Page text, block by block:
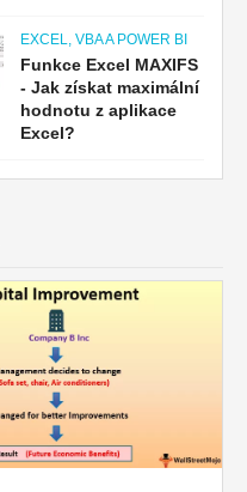
EXCEL, VBA A POWER BI
Funkce Excel MAXIFS
- Jak získat maximální
hodnotu z aplikace
Excel?